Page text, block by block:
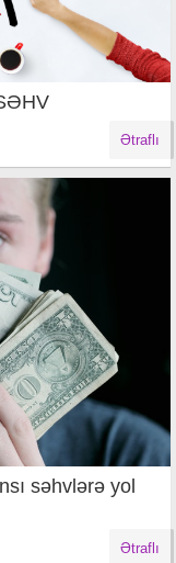
Ətraflı
səhvlərə yol
Ətraflı